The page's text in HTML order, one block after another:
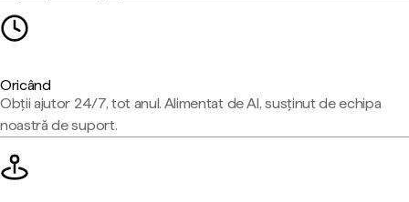
Oricând
Obții ajutor 24/7, tot anul. Alimentat de AI, susținut de echipa
noastră de suport.